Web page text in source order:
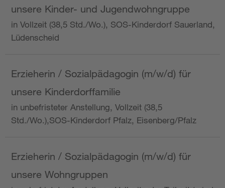
unsere Kinder- und Jugendwohngruppe
in Vollzeit (38,5 Std./Wo.), SOS-Kinderdorf Sauerland,
Lüdenscheid
Erzieherin / Sozialpädagogin (m/w/d) für
unsere Kinderdorffamilie
in unbefristeter Anstellung, Vollzeit (38,5
Std./Wo.),SOS-Kinderdorf Pfalz, Eisenberg/Pfalz
Erzieherin / Sozialpädagogin (m/w/d) für
unsere Wohngruppen